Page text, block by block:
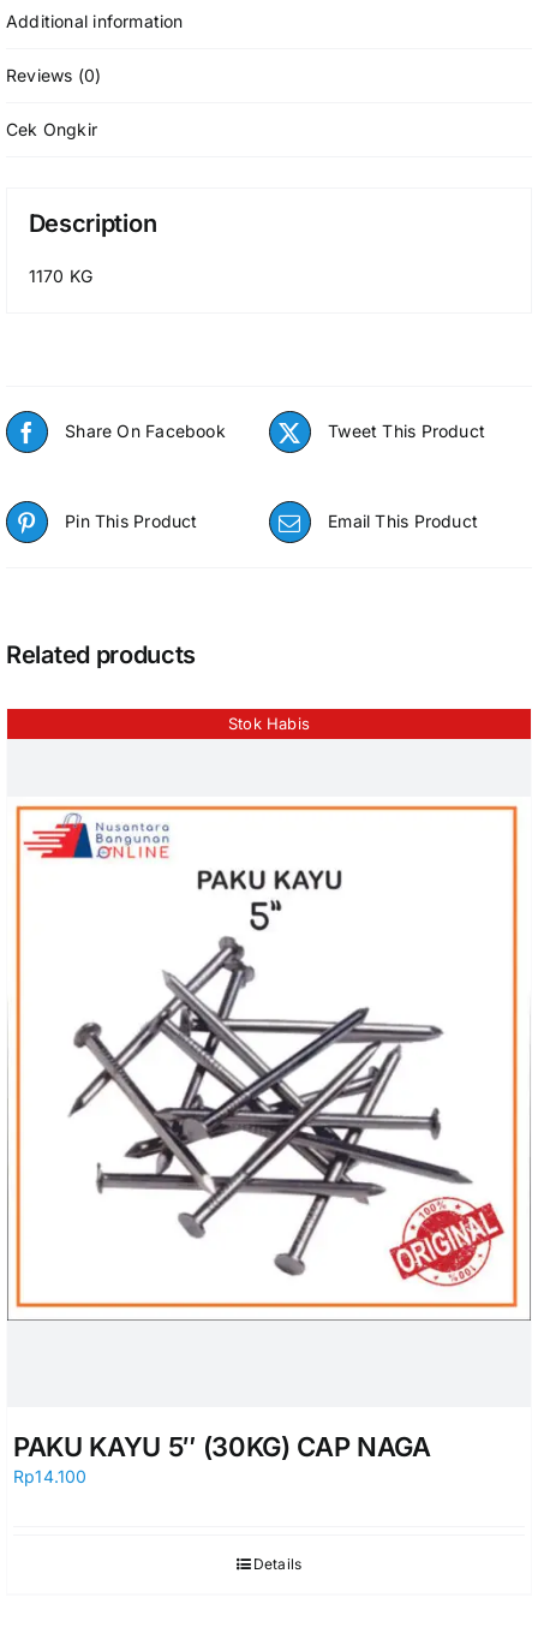
Additional information
Reviews (0)
Cek Ongkir
Description
1170 KG
Share On Facebook Tweet This Product
Pin This Product Email This Product
Related products
Stok Habis
PAKU KAYU 5″ (30KG) CAP NAGA
Rp14.100
Details